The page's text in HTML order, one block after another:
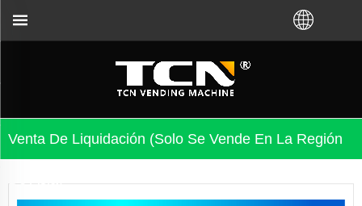
Venta De Liquidación (solo Se Vende En La Región
De Asia)
solución de problemas de la máquina